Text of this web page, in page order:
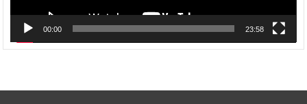
00:00 23:58